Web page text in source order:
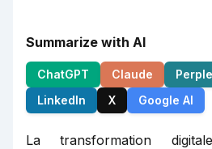
Summarize with AI
ChatGPT Claude
LinkedIn
X Google AI
La transformation